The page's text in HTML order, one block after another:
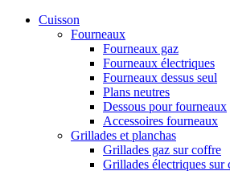
Cuisson
Fourneaux
Fourneaux gaz
Fourneaux électriques
Fourneaux dessus seul
Plans neutres
Dessous pour fourneaux
Accessoires fourneaux
Grillades et planchas
Grillades gaz sur coffre
Grillades électriques sur